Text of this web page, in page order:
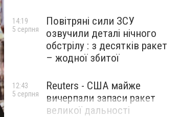
Повітряні сили ЗСУ
озвучили деталі нічного
обстрілу : з десятків ракет
– жодної збитої
14:19
5 серпня
Reuters - США майже
вичерпали запаси ракет
великої дальності
12:43
5 серпня